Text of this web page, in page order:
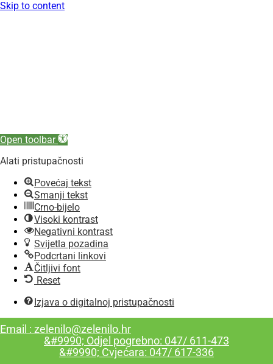
Skip to content
Open toolbar
Alati pristupačnosti
Povećaj tekst
Smanji tekst
Crno-bijelo
Visoki kontrast
Negativni kontrast
Svijetla pozadina
Podcrtani linkovi
Čitljivi font
Reset
Izjava o digitalnoj pristupačnosti
Email : zelenilo@zelenilo.hr
&#9990; Odjel pogrebno: 047/ 611-473
&#9990; Cvjećara: 047/ 617-336